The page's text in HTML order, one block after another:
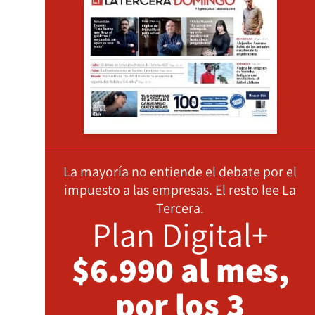
La mayoría no entiende el debate por el
impuesto a las empresas. El resto lee La
Tercera.
Plan Digital+
$6.990 al mes,
por los 3